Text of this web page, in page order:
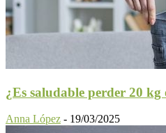
¿Es saludable perder 20 kg
Anna López - 19/03/2025